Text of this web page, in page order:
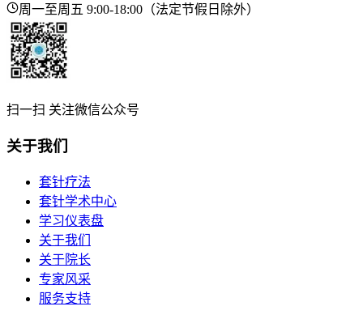
周一至周五 9:00-18:00（法定节假日除外）
扫一扫 关注微信公众号
关于我们
套针疗法
套针学术中心
学习仪表盘
关于我们
关于院长
专家风采
服务支持